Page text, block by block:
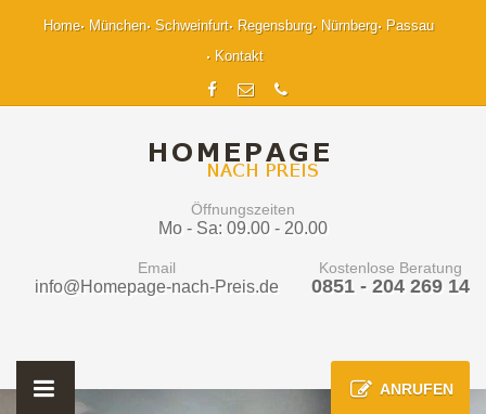
Home München Schweinfurt Regensburg Nürnberg
Passau
Kontakt
Öffnungszeiten
Mo - Sa: 09.00 - 20.00
Email
info@Homepage-nach-Preis.de
Kostenlose Beratung
0851 - 204 269 14
ANRUFEN